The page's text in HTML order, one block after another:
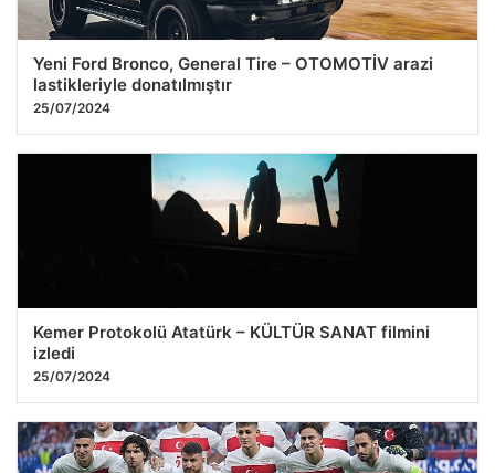
Yeni Ford Bronco, General Tire – OTOMOTİV arazi
lastikleriyle donatılmıştır
25/07/2024
Kemer Protokolü Atatürk – KÜLTÜR SANAT filmini
izledi
25/07/2024